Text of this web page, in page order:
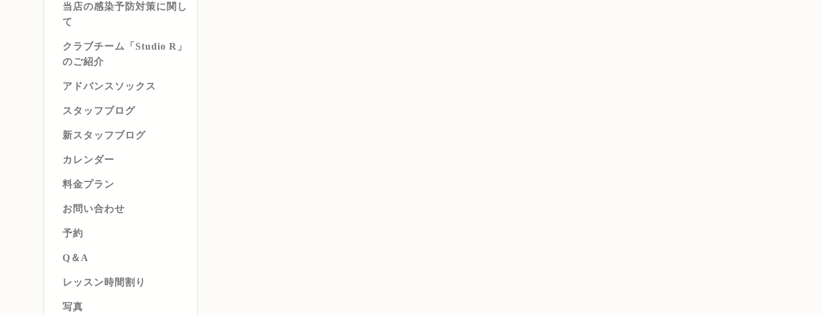
当店の感染予防対策に関し
て
クラブチーム「Studio R」
のご紹介
アドバンスソックス
スタッフブログ
新スタッフブログ
カレンダー
料金プラン
お問い合わせ
予約
Q＆A
レッスン時間割り
写真